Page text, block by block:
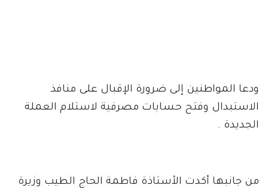
ودعا المواطنين إلى ضرورة الإقبال على منافذ
الاستبدال وفتح حسابات مصرفية لاستلام العملة
الجديدة .
من جانبها أكدت الأستاذة فاطمة الحاج الطيب وزيرة